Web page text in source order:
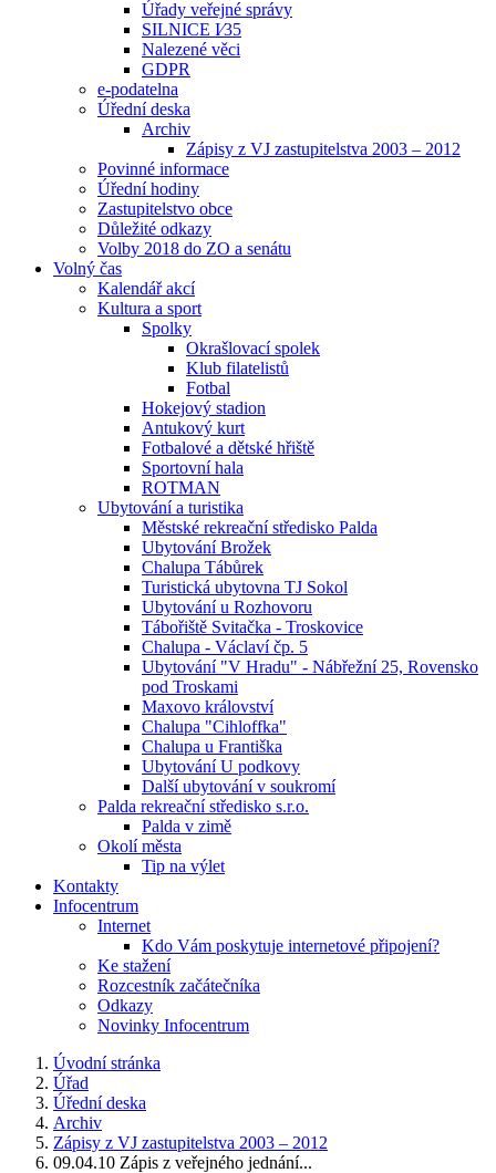
Úřady veřejné správy
SILNICE I⁄35
Nalezené věci
GDPR
e-podatelna
Úřední deska
Archiv
Zápisy z VJ zastupitelstva 2003 – 2012
Povinné informace
Úřední hodiny
Zastupitelstvo obce
Důležité odkazy
Volby 2018 do ZO a senátu
Volný čas
Kalendář akcí
Kultura a sport
Spolky
Okrašlovací spolek
Klub filatelistů
Fotbal
Hokejový stadion
Antukový kurt
Fotbalové a dětské hřiště
Sportovní hala
ROTMAN
Ubytování a turistika
Městské rekreační středisko Palda
Ubytování Brožek
Chalupa Tábůrek
Turistická ubytovna TJ Sokol
Ubytování u Rozhovoru
Tábořiště Svitačka - Troskovice
Chalupa - Václaví čp. 5
Ubytování "V Hradu" - Nábřežní 25, Rovensko
pod Troskami
Maxovo království
Chalupa "Cihloffka"
Chalupa u Františka
Ubytování U podkovy
Další ubytování v soukromí
Palda rekreační středisko s.r.o.
Palda v zimě
Okolí města
Tip na výlet
Kontakty
Infocentrum
Internet
Kdo Vám poskytuje internetové připojení?
Ke stažení
Rozcestník začátečníka
Odkazy
Novinky Infocentrum
Úvodní stránka
Úřad
Úřední deska
Archiv
Zápisy z VJ zastupitelstva 2003 – 2012
09.04.10 Zápis z veřejného jednání...